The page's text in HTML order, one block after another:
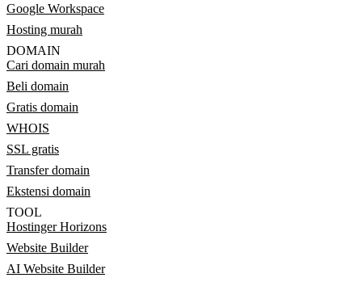
Google Workspace
Hosting murah
DOMAIN
Cari domain murah
Beli domain
Gratis domain
WHOIS
SSL gratis
Transfer domain
Ekstensi domain
TOOL
Hostinger Horizons
Website Builder
AI Website Builder